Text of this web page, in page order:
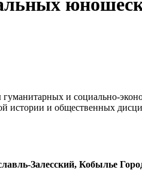
и социально-
и общественных
Залесский, Кобылье